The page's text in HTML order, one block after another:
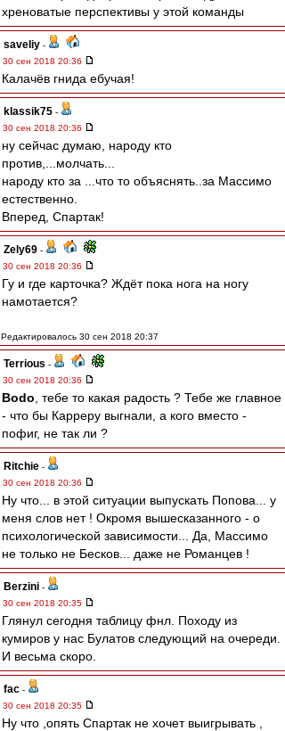
хреноватые перспективы у этой команды
saveliy -
30 сен 2018 20:36
Калачёв гнида ебучая!
klassik75 -
30 сен 2018 20:36
ну сейчас думаю, народу кто
против,...молчать...
народу кто за ...что то объяснять..за Массимо
естественно.
Вперед, Спартак!
Zely69 -
30 сен 2018 20:36
Гу и где карточка? Ждёт пока нога на ногу
намотается?
Редактировалось 30 сен 2018 20:37
Terrious -
30 сен 2018 20:36
Bodo , тебе то какая радость ? Тебе же главное
- что бы Карреру выгнали, а кого вместо -
пофиг, не так ли ?
Ritchie -
30 сен 2018 20:36
Ну что... в этой ситуации выпускать Попова... у
меня слов нет ! Окромя вышесказанного - о
психологической зависимости... Да, Массимо
не только не Бесков... даже не Романцев !
Berzini -
30 сен 2018 20:35
Глянул сегодня таблицу фнл. Походу из
кумиров у нас Булатов следующий на очереди.
И весьма скоро.
fac -
30 сен 2018 20:35
Ну что ,опять Спартак не хочет выигрывать ,